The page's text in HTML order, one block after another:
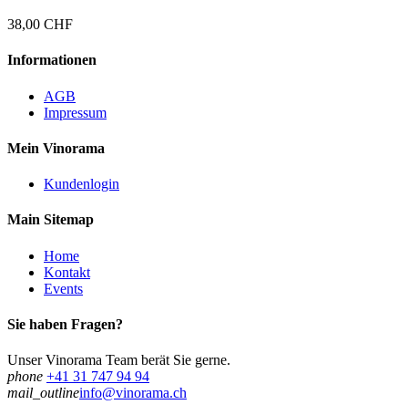
38,00 CHF
Informationen
AGB
Impressum
Mein Vinorama
Kundenlogin
Main Sitemap
Home
Kontakt
Events
Sie haben Fragen?
Unser Vinorama Team berät Sie gerne.
phone +41 31 747 94 94
mail_outlineinfo@vinorama.ch